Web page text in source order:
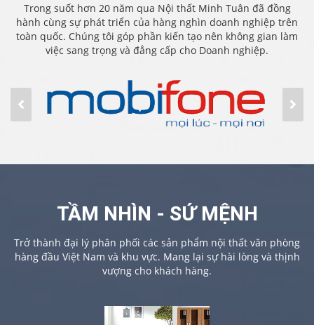
Trong suốt hơn 20 năm qua Nội thất Minh Tuân đã đồng
hành cùng sự phát triển của hàng nghìn doanh nghiệp trên
toàn quốc. Chúng tôi góp phần kiến tạo nên không gian làm
việc sang trọng và đẳng cấp cho Doanh nghiệp.
TẦM NHÌN - SỨ MỆNH
Trở thành đại lý phân phối các sản phẩm nội thất văn phòng
hàng đầu Việt Nam và khu vực. Mang lại sự hài lòng và thịnh
vượng cho khách hàng.